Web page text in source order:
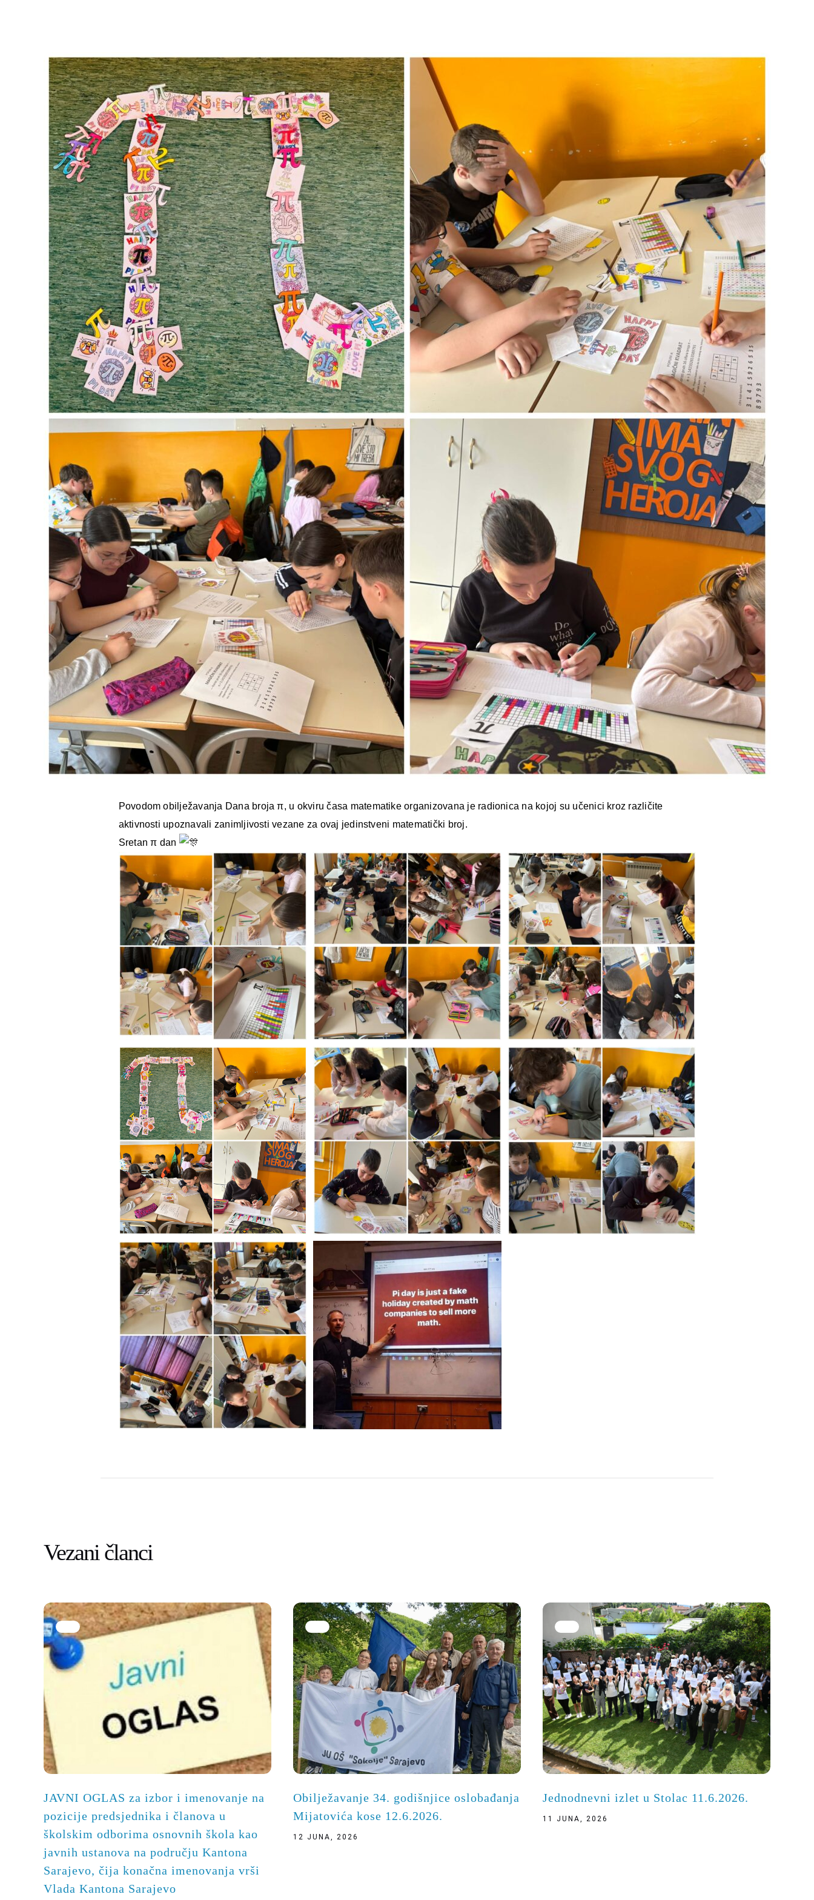
Povodom obilježavanja Dana broja π, u okviru časa matematike organizovana je radionica na kojoj su učenici kroz različite
aktivnosti upoznavali zanimljivosti vezane za ovaj jedinstveni matematički broj.
Sretan π dan
Vezani članci
JAVNI OGLAS za izbor i imenovanje na
pozicije predsjednika i članova u
školskim odborima osnovnih škola kao
javnih ustanova na području Kantona
Sarajevo, čija konačna imenovanja vrši
Vlada Kantona Sarajevo
Obilježavanje 34. godišnjice oslobađanja
Mijatovića kose 12.6.2026.
12 JUNA, 2026
Jednodnevni izlet u Stolac 11.6.2026.
11 JUNA, 2026